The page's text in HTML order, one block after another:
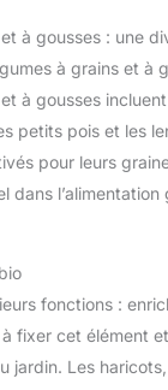
à gousses : une
à grains et à
à gousses
petits pois et les
pour leurs
dans
fonctions :
fixer cet élément
jardin. Les